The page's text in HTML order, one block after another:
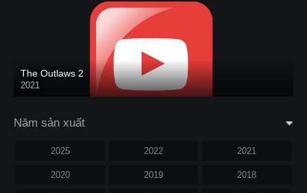
The Outlaws 2
2021
Năm sản xuất
2025 2022 2021
2020 2019 2018